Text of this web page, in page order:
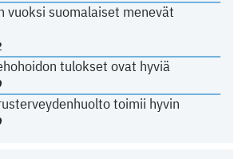
vuoksi suomalaiset menevät
tulokset ovat hyviä
toimii hyvin